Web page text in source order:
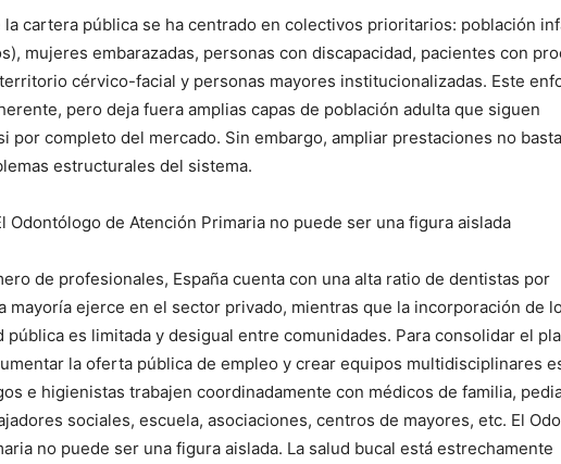
la cartera pública se ha centrado en colectivos prioritarios: población
mujeres embarazadas, personas con discapacidad, pacientes con
cérvico-facial y personas mayores institucionalizadas. Este
pero deja fuera amplias capas de población adulta que siguen
por completo del mercado. Sin embargo, ampliar prestaciones no
estructurales del sistema.
Odontólogo de Atención Primaria no puede ser una figura aislada
de profesionales, España cuenta con una alta ratio de dentistas por
mayoría ejerce en el sector privado, mientras que la incorporación de
pública es limitada y desigual entre comunidades. Para consolidar el
la oferta pública de empleo y crear equipos multidisciplinares
e higienistas trabajen coordinadamente con médicos de familia,
sociales, escuela, asociaciones, centros de mayores, etc. El
no puede ser una figura aislada. La salud bucal está estrechamente